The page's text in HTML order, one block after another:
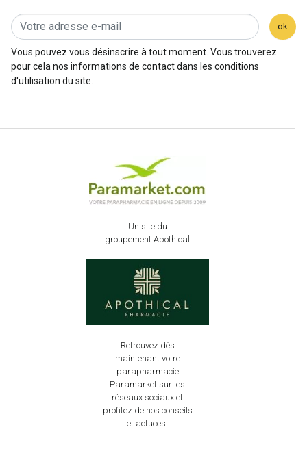
ok
Vous pouvez vous désinscrire à tout moment. Vous trouverez
pour cela nos informations de contact dans les conditions
d'utilisation du site.
Un site du
groupement Apothical
Retrouvez dès
maintenant votre
parapharmacie
Paramarket sur les
réseaux sociaux et
profitez de nos conseils
et actuces!